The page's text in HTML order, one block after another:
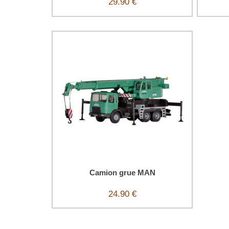
Camion grue MAN
24.90 €